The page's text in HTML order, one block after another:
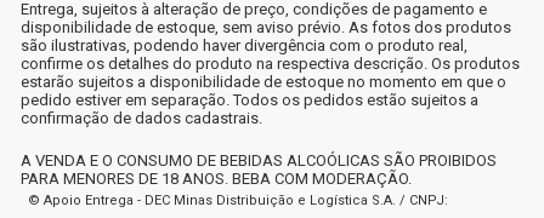
Entrega, sujeitos à alteração de preço, condições de pagamento e
disponibilidade de estoque, sem aviso prévio. As fotos dos produtos
são ilustrativas, podendo haver divergência com o produto real,
confirme os detalhes do produto na respectiva descrição. Os produtos
estarão sujeitos a disponibilidade de estoque no momento em que o
pedido estiver em separação. Todos os pedidos estão sujeitos a
confirmação de dados cadastrais.
A VENDA E O CONSUMO DE BEBIDAS ALCOÓLICAS SÃO PROIBIDOS
PARA MENORES DE 18 ANOS. BEBA COM MODERAÇÃO.
© Apoio Entrega - DEC Minas Distribuição e Logística S.A. / CNPJ: